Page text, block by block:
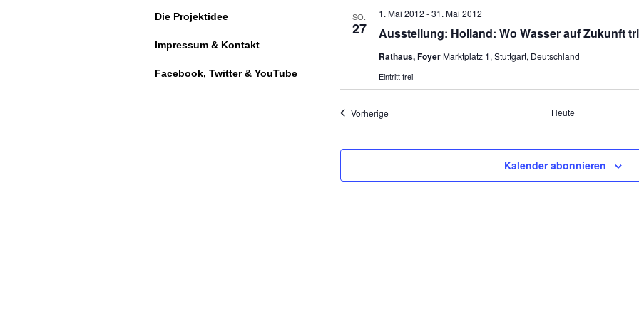
SO.
27 Ausstellung: Holland: Wo Wasser auf Zukunft
1. Mai 2012 -31. Mai 2012
Rathaus, FoyerMarktplatz 1, Stuttgart, Deutschland
Eintritt frei
VorherigeVeranstaltungen Heute
Kalender abonnieren
Die Projektidee
Impressum & Kontakt
Facebook, Twitter & YouTube